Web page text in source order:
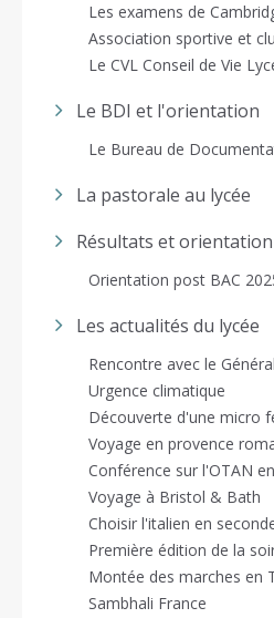
Les examens de
Association sportive et
Le CVL Conseil de Vie
Le BDI et l'orientation
Le Bureau de
La pastorale au lycée
Résultats et orientation
Orientation post BAC
Les actualités du lycée
Rencontre avec le
Urgence climatique
Découverte d'une micro
Voyage en provence
Conférence sur l'OTAN
Voyage à Bristol & Bath
Choisir l'italien en
Première édition de la
Montée des marches en
Sambhali France